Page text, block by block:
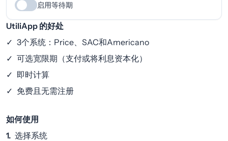
启用等待期
启用等待期
UtiliApp 的好处
✓ 3个系统：Price、SAC和Americano
✓ 可选宽限期（支付或将利息资本化）
✓ 即时计算
✓ 免费且无需注册
如何使用
1. 选择系统